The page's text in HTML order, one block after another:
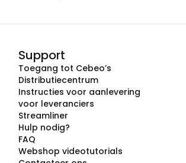
Support
Toegang tot Cebeo’s
Distributiecentrum
Instructies voor aanlevering
voor leveranciers
Streamliner
Hulp nodig?
FAQ
Webshop videotutorials